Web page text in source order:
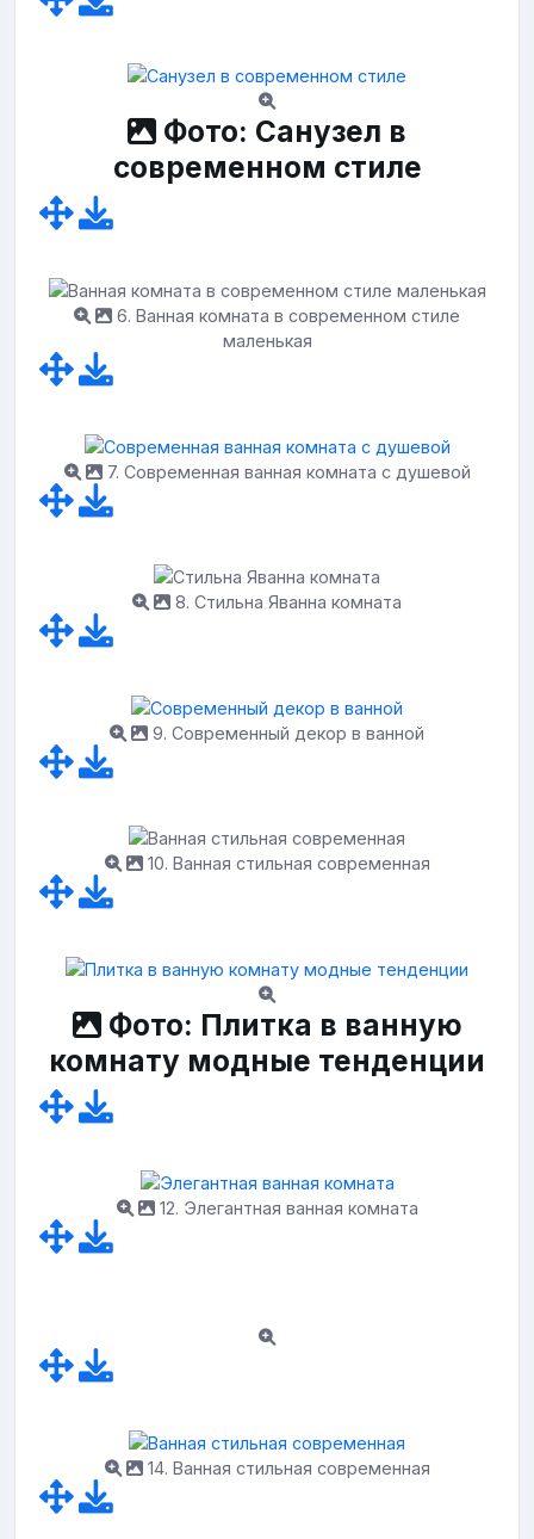
Фото: Санузел в
современном стиле
6. Ванная комната в современном стиле
маленькая
7. Современная ванная комната с душевой
8. Стильна Яванна комната
9. Современный декор в ванной
10. Ванная стильная современная
Фото: Плитка в ванную
комнату модные тенденции
12. Элегантная ванная комната
14. Ванная стильная современная